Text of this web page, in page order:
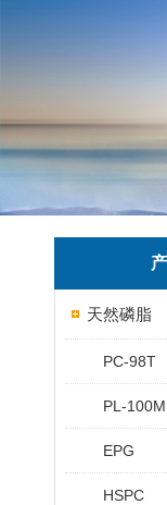
天然磷脂
PC-98T
PL-100M
EPG
HSPC